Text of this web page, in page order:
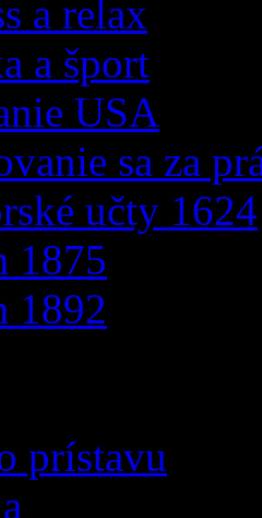
a relax
a šport
USA
sa za
učty 1624
1875
1892
prístavu